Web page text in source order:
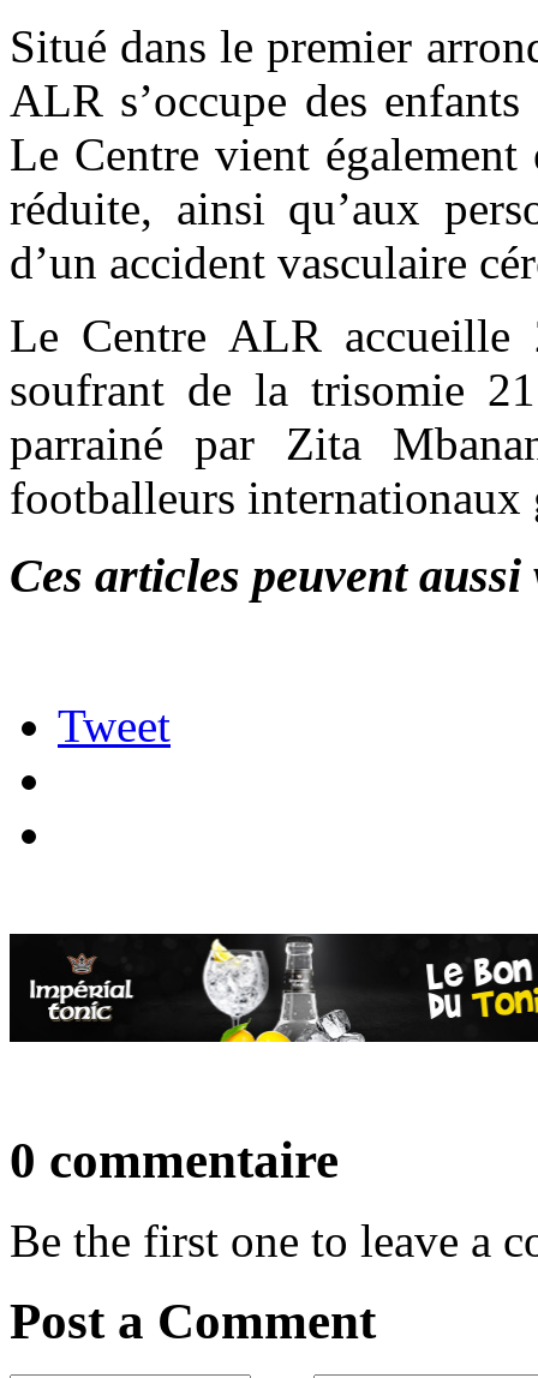
Situé dans le premier
ALR s’occupe des
Le Centre vient
réduite, ainsi qu’aux
d’un accident vasculaire
Le Centre ALR accueille
soufrant de la trisomie
parrainé par Zita
footballeurs internationaux
Ces articles peuvent
Tweet
0 commentaire
Be the first one to leave a
Post a Comment